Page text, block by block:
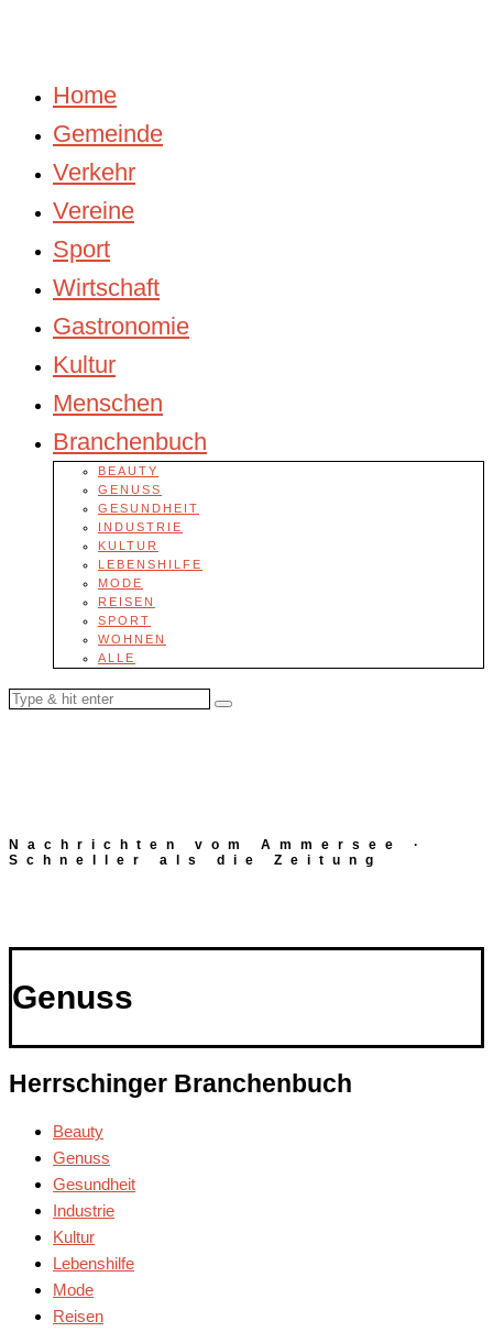
Home
Gemeinde
Verkehr
Vereine
Sport
Wirtschaft
Gastronomie
Kultur
Menschen
Branchenbuch
BEAUTY
GENUSS
GESUNDHEIT
INDUSTRIE
KULTUR
LEBENSHILFE
MODE
REISEN
SPORT
WOHNEN
ALLE
Nachrichten vom Ammersee ·
Schneller als die Zeitung
Genuss
Herrschinger Branchenbuch
Beauty
Genuss
Gesundheit
Industrie
Kultur
Lebenshilfe
Mode
Reisen